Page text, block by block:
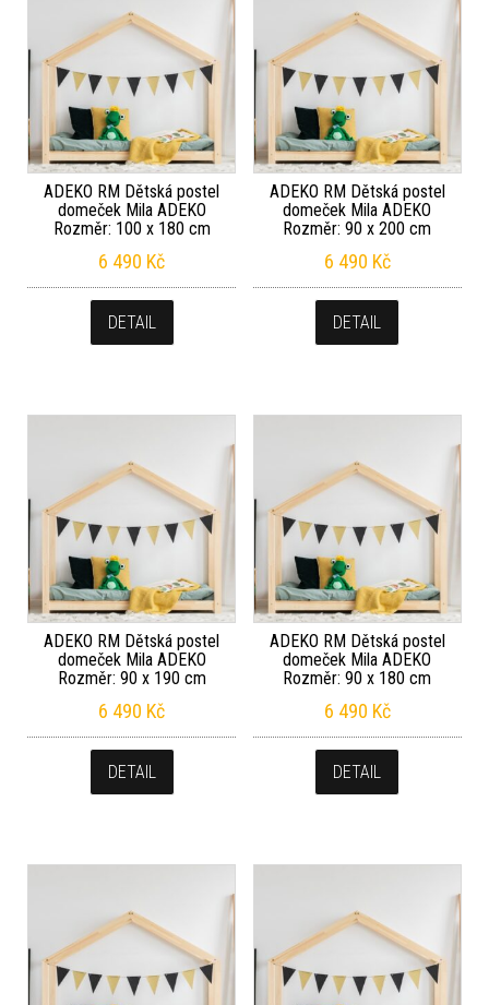
ADEKO RM Dětská postel
domeček Mila ADEKO
Rozměr: 100 x 180 cm
6 490 Kč
DETAIL
ADEKO RM Dětská postel
domeček Mila ADEKO
Rozměr: 90 x 200 cm
6 490 Kč
DETAIL
ADEKO RM Dětská postel
domeček Mila ADEKO
Rozměr: 90 x 190 cm
6 490 Kč
DETAIL
ADEKO RM Dětská postel
domeček Mila ADEKO
Rozměr: 90 x 180 cm
6 490 Kč
DETAIL